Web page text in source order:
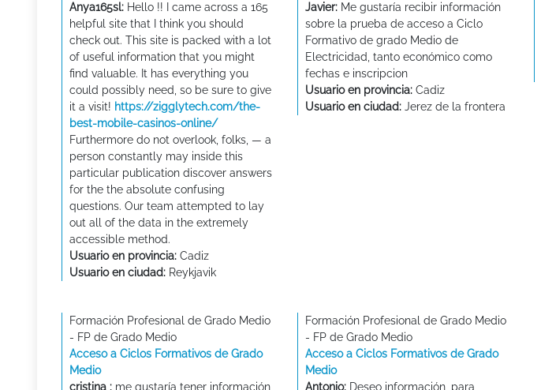
Anya165sl: Hello !! I came across a 165
helpful site that I think you should
check out. This site is packed with a lot
of useful information that you might
find valuable. It has everything you
could possibly need, so be sure to give
it a visit! https://zigglytech.com/the-
best-mobile-casinos-online/
Furthermore do not overlook, folks, — a
person constantly may inside this
particular publication discover answers
for the the absolute confusing
questions. Our team attempted to lay
out all of the data in the extremely
accessible method.
Usuario en provincia: Cadiz
Usuario en ciudad: Reykjavik
Javier: Me gustaría recibir información
sobre la prueba de acceso a Ciclo
Formativo de grado Medio de
Electricidad, tanto económico como
fechas e inscripcion
Usuario en provincia: Cadiz
Usuario en ciudad: Jerez de la frontera
Formación Profesional de Grado Medio
- FP de Grado Medio
Acceso a Ciclos Formativos de Grado
Medio
cristina : me gustaría tener información
Formación Profesional de Grado Medio
- FP de Grado Medio
Acceso a Ciclos Formativos de Grado
Medio
Antonio: Deseo información, para